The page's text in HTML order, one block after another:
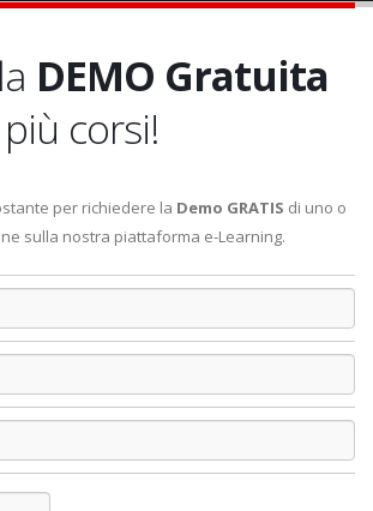
DEMO Gratuita
corsi!
per richiedere la Demo GRATIS di uno o
sulla nostra piattaforma e-Learning.